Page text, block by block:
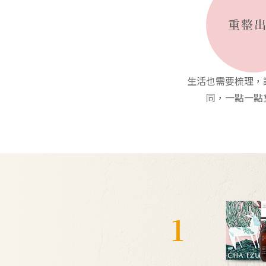
生活也需要梳理
同，一點一
1